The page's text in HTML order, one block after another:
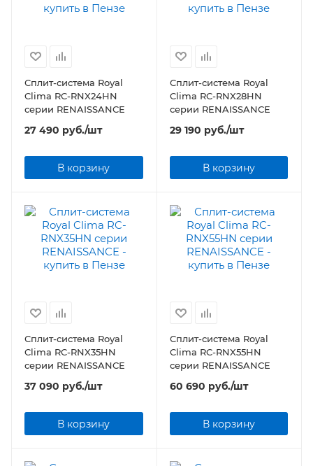
Сплит-система Royal
Clima RC-RNX24HN
серии RENAISSANCE
27 490 руб./шт
В корзину
Сплит-система Royal
Clima RC-RNX28HN
серии RENAISSANCE
29 190 руб./шт
В корзину
Сплит-система Royal
Clima RC-RNX35HN
серии RENAISSANCE
37 090 руб./шт
В корзину
Сплит-система Royal
Clima RC-RNX55HN
серии RENAISSANCE
60 690 руб./шт
В корзину